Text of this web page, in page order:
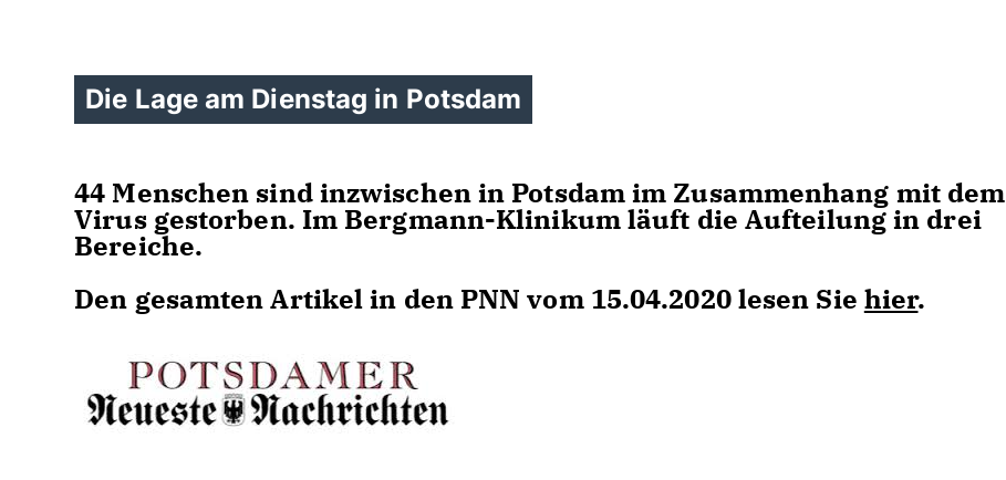
Die Lage am Dienstag in Potsdam
44 Menschen sind inzwischen in Potsdam im Zusammenhang mit dem
Virus gestorben. Im Bergmann-Klinikum läuft die Aufteilung in drei
Bereiche.
Den gesamten Artikel in den PNN vom 15.04.2020 lesen Sie hier.